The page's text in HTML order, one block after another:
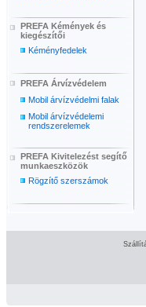
PREFA Kémények és
kiegészítői
Kéményfedelek
PREFA Árvízvédelem
Mobil árvízvédelmi falak
Mobil árvízvédelemi
rendszerelemek
PREFA Kivitelezést segítő
munkaeszközök
Rögzítő szerszámok